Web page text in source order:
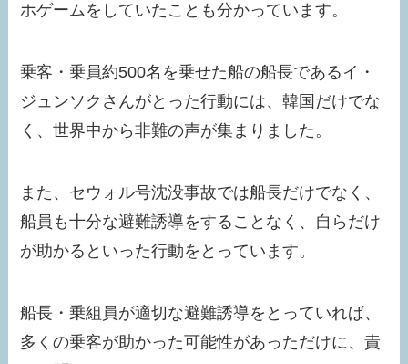
ホゲームをしていたことも分かっています。
乗客・乗員約500名を乗せた船の船長であるイ・
ジュンソクさんがとった行動には、韓国だけでな
く、世界中から非難の声が集まりました。
また、セウォル号沈没事故では船長だけでなく、
船員も十分な避難誘導をすることなく、自らだけ
が助かるといった行動をとっています。
船長・乗組員が適切な避難誘導をとっていれば、
多くの乗客が助かった可能性があっただけに、責